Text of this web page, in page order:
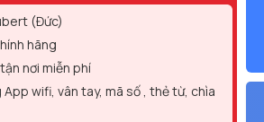
(Đức)
hãng
nơi miễn phí
wifi, vân tay, mã số , thẻ từ, chìa